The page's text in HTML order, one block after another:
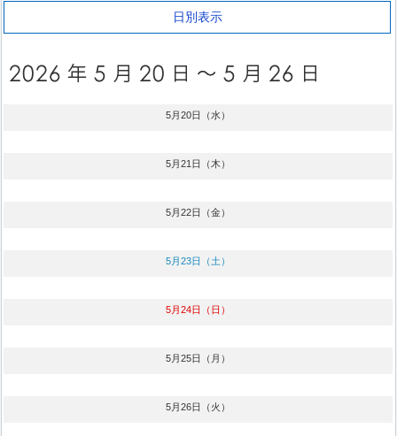
日別表示
5月20日（水）
5月21日（木）
5月22日（金）
5月23日（土）
5月24日（日）
5月25日（月）
5月26日（火）